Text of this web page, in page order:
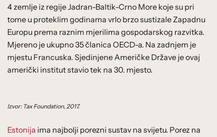
4 zemlje iz regije Jadran-Baltik-Crno More koje su pri
tome u proteklim godinama vrlo brzo sustizale Zapadnu
Europu prema raznim mjerilima gospodarskog razvitka.
Mjereno je ukupno 35 članica OECD-a. Na zadnjem je
mjestu Francuska. Sjedinjene Američke Države je ovaj
američki institut stavio tek na 30. mjesto.
Izvor: Tax Foundation, 2017.
Estonija ima najbolji porezni sustav na svijetu. Porez na